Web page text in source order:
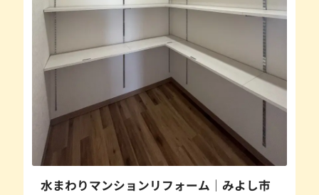
水まわりマンションリフォーム｜みよし市